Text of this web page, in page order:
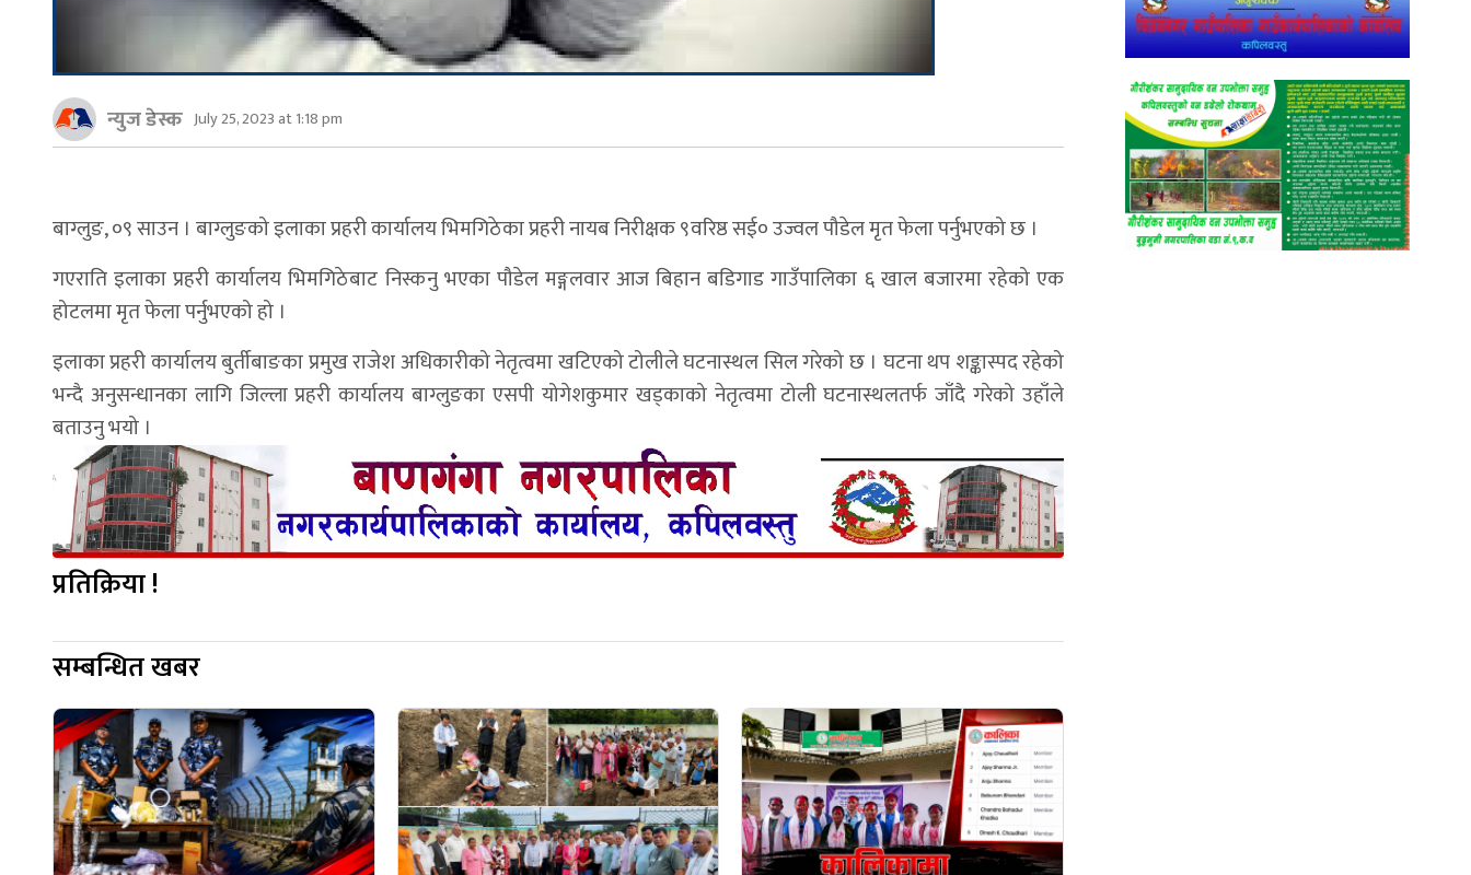
न्युज डेस्क July 25, 2023 at 1:18 pm
बाग्लुङ, ०९ साउन । बाग्लुङको इलाका प्रहरी कार्यालय भिमगिठेका प्रहरी नायब निरीक्षक ९वरिष्ठ सई० उज्वल पौडेल मृत फेला पर्नुभएको छ ।
गएराति इलाका प्रहरी कार्यालय भिमगिठेबाट निस्कनु भएका पौडेल मङ्गलवार आज बिहान बडिगाड गाउँपालिका ६ खाल बजारमा रहेको एक
होटलमा मृत फेला पर्नुभएको हो ।
इलाका प्रहरी कार्यालय बुर्तीबाङका प्रमुख राजेश अधिकारीको नेतृत्वमा खटिएको टोलीले घटनास्थल सिल गरेको छ । घटना थप शङ्कास्पद रहेको
भन्दै अनुसन्धानका लागि जिल्ला प्रहरी कार्यालय बाग्लुङका एसपी योगेशकुमार खड्काको नेतृत्वमा टोली घटनास्थलतर्फ जाँदै गरेको उहाँले
बताउनु भयो ।
प्रतिक्रिया !
सम्बन्धित खबर